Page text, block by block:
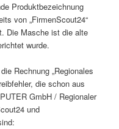
Produktbezeichnung
von „FirmenScout24“
Die Masche ist die alte
wurde.
Rechnung „Regionales
die schon aus
GmbH / Regionaler
und